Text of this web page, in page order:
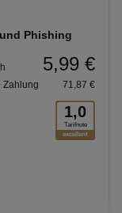
Phishing
1,0
Tarifnote
excellent
5,99 €
Zahlung 71,87 €